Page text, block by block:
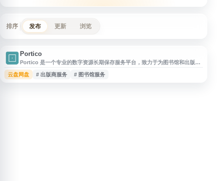
排序 发布 更新 浏览
Portico
Portico 是一个专业的数字资源长期保存服务平台，致力于为图书馆和出版商
提供可靠且经济的电子资源归档解决方案。该平台由 Ithaka 组织运营，专注
于学术期刊、电子书和数字化藏品的永久保存，确保这些重要的学术资源在出
云盘网盘 # 出版商服务 # 图书馆服务